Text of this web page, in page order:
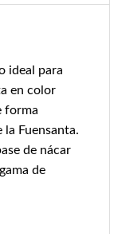
ideal para
en color
forma
Fuensanta.
de nácar
de